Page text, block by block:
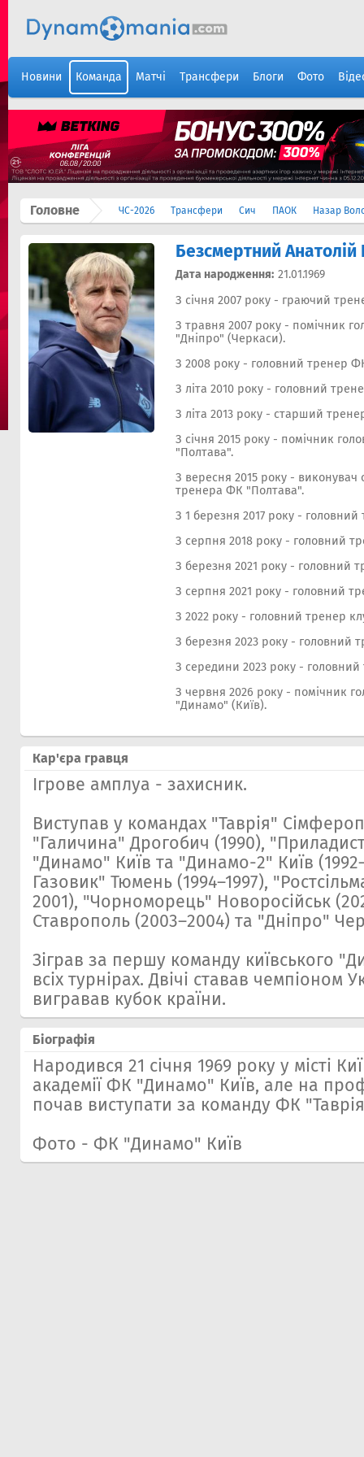
Новини Команда Матчі Трансфери Блоги Фото
Головне ЧС-2026 Трансфери Сич ПАОК Назар
Безсмертний
Дата народження: 21.01.1969
З січня 2007 року - граючий
З травня 2007 року - помічник
"Дніпро" (Черкаси).
З 2008 року - головний тренер
З літа 2010 року - головний
З літа 2013 року - старший
З січня 2015 року - помічник
"Полтава".
З вересня 2015 року - виконувач
тренера ФК "Полтава".
З 1 березня 2017 року -
З серпня 2018 року - головний
З березня 2021 року - головний
З серпня 2021 року - головний
З 2022 року - головний тренер
З березня 2023 року - головний
З середини 2023 року -
З червня 2026 року - помічник
"Динамо" (Київ).
Кар'єра гравця
Ігрове амплуа - захисник.
Виступав у командах "Таврія"
"Галичина" Дрогобич (1990),
"Динамо" Київ та "Динамо-2" Київ
Газовик" Тюмень (1994–1997),
2001), "Чорноморець" Новоросійськ
Ставрополь (2003–2004) та "Дніпро"
Зіграв за першу команду київського
всіх турнірах. Двічі ставав чемпіоном
вигравав кубок країни.
Біографія
Народився 21 січня 1969 року у місті
академії ФК "Динамо" Київ, але на
почав виступати за команду ФК
Фото - ФК "Динамо" Київ